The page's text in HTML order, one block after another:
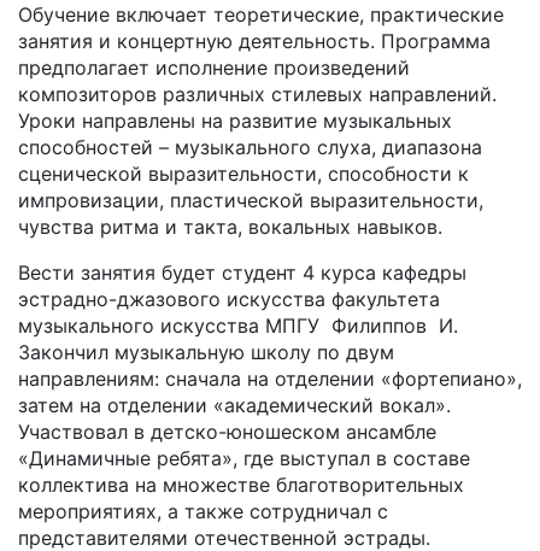
Обучение включает теоретические, практические
занятия и концертную деятельность. Программа
предполагает исполнение произведений
композиторов различных стилевых направлений.
Уроки направлены на развитие музыкальных
способностей – музыкального слуха, диапазона
сценической выразительности, способности к
импровизации, пластической выразительности,
чувства ритма и такта, вокальных навыков.
Вести занятия будет студент 4 курса кафедры
эстрадно-джазового искусства факультета
музыкального искусства МПГУ Филиппов И.
Закончил музыкальную школу по двум
направлениям: сначала на отделении «фортепиано»,
затем на отделении «академический вокал».
Участвовал в детско-юношеском ансамбле
«Динамичные ребята», где выступал в составе
коллектива на множестве благотворительных
мероприятиях, а также сотрудничал с
представителями отечественной эстрады.